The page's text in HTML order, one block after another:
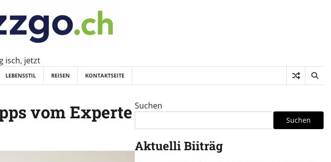
isch, jetzt
LEBENSSTIL REISEN KONTAKTSEITE
vom Experte Suchen
Suchen
Aktuelli Biiträg